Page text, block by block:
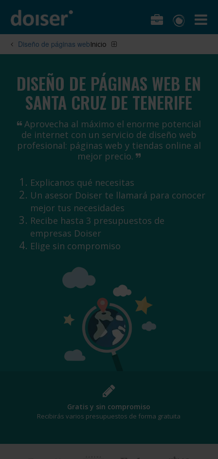
Diseño de páginas webInicio
DISEÑO DE PÁGINAS WEB EN
SANTA CRUZ DE TENERIFE
Aprovecha al máximo el enorme potencial
de internet con un servicio de diseño web
profesional: páginas web y tiendas online al
mejor precio.
Explicanos qué necesitas
Un asesor Doiser te llamará para conocer
mejor tus necesidades
Recibe hasta 3 presupuestos de
empresas Doiser
Elige sin compromiso
¡Al mejor precio!
Te beneficiarás de los mejores descuentos